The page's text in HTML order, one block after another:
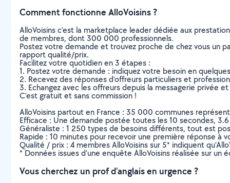
Comment fonctionne AlloVoisins ?
AlloVoisins c’est la marketplace leader dédiée aux
de membres, dont 300 000 professionnels.
Postez votre demande et trouvez proche de chez vous un
rapport qualité/prix.
Facilitez votre quotidien en 3 étapes :
1. Postez votre demande : indiquez votre besoin en
2. Recevez des réponses d’offreurs particuliers et
3. Echangez avec les offreurs depuis la messagerie privée
C’est gratuit et sans commission !
AlloVoisins partout en France : 35 000 communes
Efficace : Une demande postée toutes les 10 secondes,
Généraliste : 1 250 types de besoins différents, tout est
Rapide : 10 minutes pour recevoir une première réponse à
Qualité / prix : 4 membres AlloVoisins sur 5* indiquent
* Données issues d’une enquête AlloVoisins réalisée sur
Vous cherchez un prof d'anglais en urgence ?